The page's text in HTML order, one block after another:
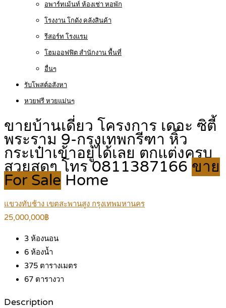
อพาร์ทเม้นท์ ห้องเช่า หอพัก
โรงงาน โกดัง คลังสินค้า
รีสอร์ท โรงแรม
โฮมออฟฟิต สำนักงาน พื้นที่
อื่นๆ
รับโพสต์อสังหา
หวยฟรี หวยแม่นๆ
ขายบ้านเดี่ยว โครงการ เดอะ ซิตี้
พระราม 9-กรุงเทพกรีฑา หิ้ว
กระเป๋าเข้าอยู่ได้เลย ตกแต่งครบ
สวยสุดๆ โทร 0811387166 ขาย
For Sale Home
แขวงทับช้าง เขตสะพานสูง กรุงเทพมหานคร
25,000,000฿
3 ห้องนอน
6 ห้องน้ำ
375 ตารางเมตร
67 ตารางวา
Description